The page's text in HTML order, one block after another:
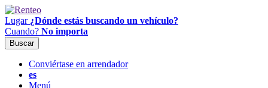
Lugar ¿Dónde estás buscando un vehículo?
Cuando? No importa
Buscar
Conviértase en arrendador
es
Menú